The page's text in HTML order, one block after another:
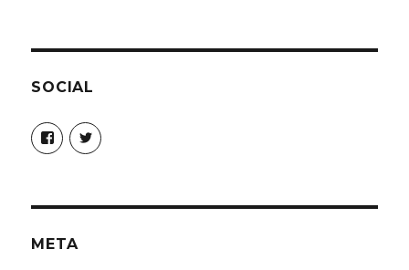
SOCIAL
Profil
von
christoph.fleischer1
anzeigen
Profil
von
anzeigen
META